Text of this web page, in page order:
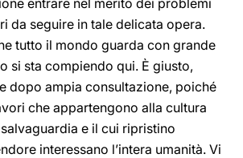
entrare nel merito dei problemi
da seguire in tale delicata opera.
tutto il mondo guarda con grande
si sta compiendo qui. È giusto,
dopo ampia consultazione, poiché
che appartengono alla cultura
e il cui ripristino
interessano l’intera umanità. Vi